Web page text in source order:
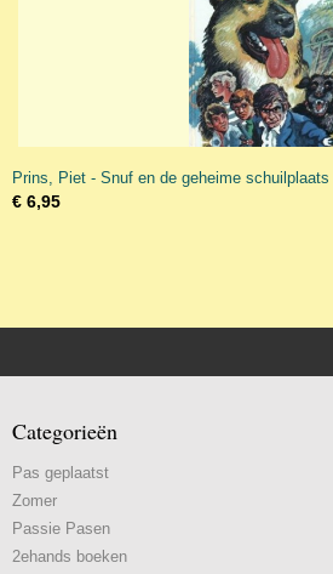
Prins, Piet - Snuf en de geheime schuilplaats
€ 6,95
Categorieën
Pas geplaatst
Zomer
Passie Pasen
2ehands boeken